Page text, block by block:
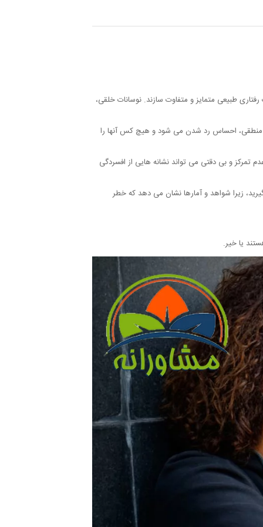
رفتاری طبیعی متمایز و متفاوت سازند. نوسانات خلقی،
منطقی، احساس رد شدن می شود و هیچ کس آنها را
تمرکز و بی دقتی می تواند نشانه هایی از افسردگی
زیرا شواهد و آمارها نشان می دهد که خطر
یا خیر.